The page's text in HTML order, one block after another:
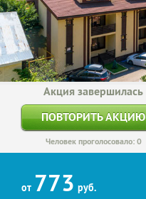
Акция завершилась
ПОВТОРИТЬ АКЦИЮ
Человек проголосовало: 0
от 773 руб.